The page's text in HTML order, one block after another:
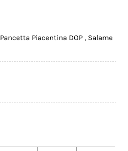
Pancetta Piacentina DOP, Salame